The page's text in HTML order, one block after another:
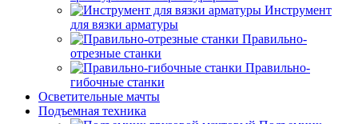
Инструмент
для вязки арматуры
Правильно-
отрезные станки
Правильно-
гибочные станки
Осветительные мачты
Подъемная техника